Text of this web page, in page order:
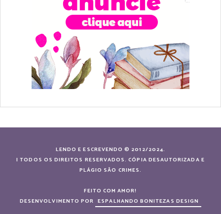
LENDO E ESCREVENDO © 2012/2024.
| TODOS OS DIREITOS RESERVADOS. CÓPIA DESAUTORIZADA E
PLÁGIO SÃO CRIMES.
FEITO COM AMOR!
DESENVOLVIMENTO POR ESPALHANDO BONITEZAS DESIGN